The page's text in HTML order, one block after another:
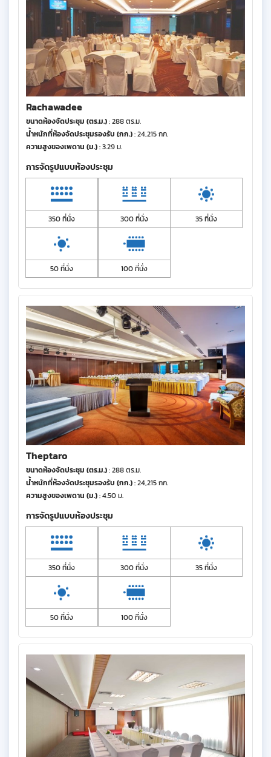
Rachawadee
ขนาดห้องจัดประชุม (ตร.ม.): 288 ตร.ม.
น้ำหนักที่ห้องจัดประชุมรองรับ (กก.): 24,215 กก.
ความสูงของเพดาน (ม.): 3.29 ม.
การจัดรูปแบบห้องประชุม
350 ที่นั่ง 300 ที่นั่ง 35 ที่นั่ง
50 ที่นั่ง 100 ที่นั่ง
Theptaro
ขนาดห้องจัดประชุม (ตร.ม.): 288 ตร.ม.
น้ำหนักที่ห้องจัดประชุมรองรับ (กก.): 24,215 กก.
ความสูงของเพดาน (ม.): 4.50 ม.
การจัดรูปแบบห้องประชุม
350 ที่นั่ง 300 ที่นั่ง 35 ที่นั่ง
50 ที่นั่ง 100 ที่นั่ง